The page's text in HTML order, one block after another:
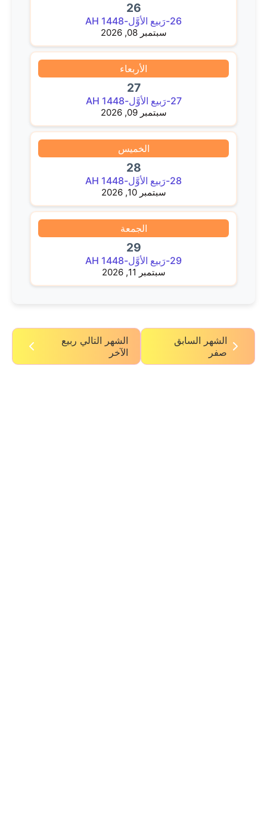
26
26-رَبيع الأوَّل-1448 AH
سبتمبر 08, 2026
الأربعاء
27
27-رَبيع الأوَّل-1448 AH
سبتمبر 09, 2026
الخميس
28
28-رَبيع الأوَّل-1448 AH
سبتمبر 10, 2026
الجمعة
29
29-رَبيع الأوَّل-1448 AH
سبتمبر 11, 2026
الشهر السابق
صفر
الشهر التالي ربيع
الآخر